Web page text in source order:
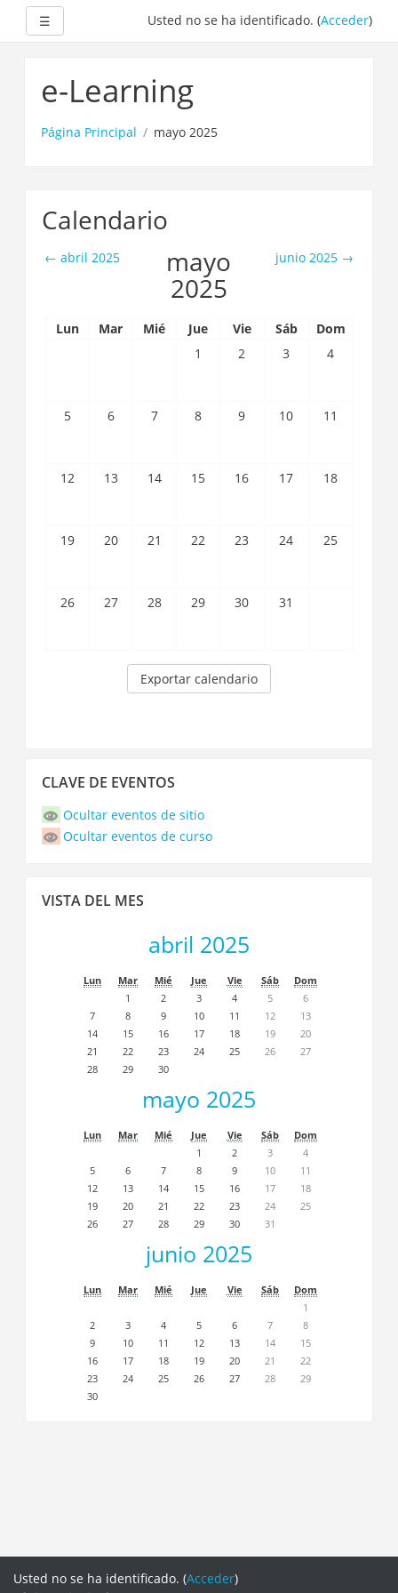
contenido
☰ Usted no se ha identificado. (Acceder)
e-Learning
Página Principal mayo 2025
Calendario
← abril 2025 mayo
2025
junio 2025 →
Lun Mar Mié Jue Vie Sáb
Dom
1
2 3 4
5 6 7 8 9 10 11
12 13 14 15 16 17 18
19 20 21 22 23 24 25
26 27 28 29 30 31
Exportar calendario
Clave
eventos
CLAVE DE EVENTOS
Ocultar eventos de sitio
Ocultar eventos de curso
VistaVISTA DEL MES
abril 2025
Lun Mar Mié Jue Vie Sáb
Dom
1
2 3 4 5
6
7
8 9 10 11 12
13
14
15 16 17 18 19
20
21
22 23 24 25 26
27
28
29 30
mayo 2025
Lun Mar Mié Jue Vie Sáb
Dom
1
2 3
4
5
6 7 8 9 10
11
12
13 14 15 16 17
18
19
20 21 22 23 24
25
26
27 28 29 30 31
junio 2025
Lun Mar Mié Jue Vie Sáb
Dom
1
2
3 4 5 6 7
8
9
10 11 12 13 14
15
16
17 18 19 20 21
22
23
24 25 26 27 28
29
30
Usted no se ha identificado. (Acceder)